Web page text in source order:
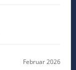
Februar 2026